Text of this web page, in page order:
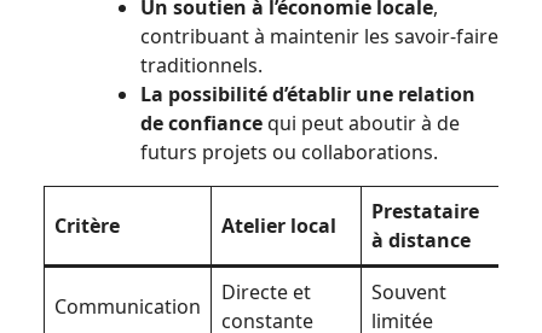
Un soutien à l’économie locale,
contribuant à maintenir les savoir-faire
traditionnels.
La possibilité d’établir une relation
de confiancequi peut aboutir à de
futurs projets ou collaborations.
Critère Atelier local
Prestataire
à distance
Communication
Directe et
constante
Souvent
limitée